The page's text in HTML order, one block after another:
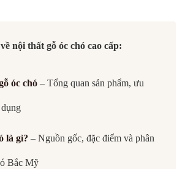
nội thất gỗ óc chó cao cấp:
óc chó– Tổng quan sản phẩm, ưu
là gì? – Nguồn gốc, đặc điểm và phân
Bắc Mỹ